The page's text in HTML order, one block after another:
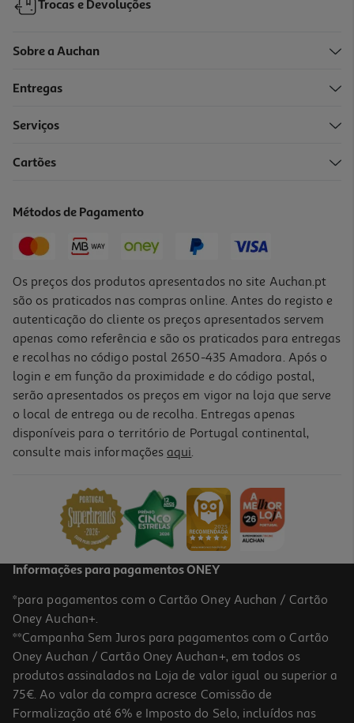
-16%
Bloco De Notas A6 Auchan 40fls Cosmic Vibes
Price reduced from
-24%
Trocas e Devoluções
Sobre a Auchan
Entregas
Serviços
Cartões
Métodos de Pagamento
Os preços dos produtos apresentados no site Auchan.pt
são os praticados nas compras online. Antes do registo e
autenticação do cliente os preços apresentados servem
apenas como referência e são os praticados para entregas
e recolhas no código postal 2650-435 Amadora. Após o
login e em função da proximidade e do código postal,
serão apresentados os preços em vigor na loja que serve
o local de entrega ou de recolha. Entregas apenas
disponíveis para o território de Portugal continental,
consulte mais informações aqui.
Informações para pagamentos ONEY
*para pagamentos com o Cartão Oney Auchan / Cartão
Oney Auchan+.
**Campanha Sem Juros para pagamentos com o Cartão
Oney Auchan / Cartão Oney Auchan+, em todos os
produtos assinalados na Loja de valor igual ou superior a
75€. Ao valor da compra acresce Comissão de
Formalização até 6% e Imposto do Selo, incluídos nas